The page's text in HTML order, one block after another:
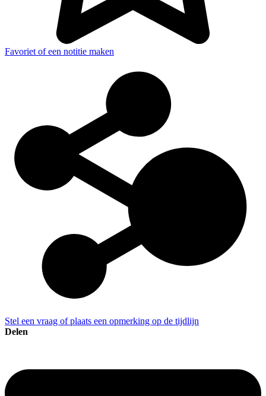
Favoriet of een notitie maken
Stel een vraag of plaats een opmerking op de tijdlijn
Delen